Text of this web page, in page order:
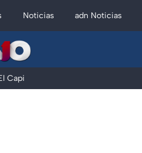
Noticias adn Noticias
Capi